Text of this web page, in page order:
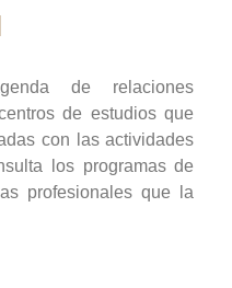
de relaciones
de estudios que
con las actividades
los programas de
profesionales que la